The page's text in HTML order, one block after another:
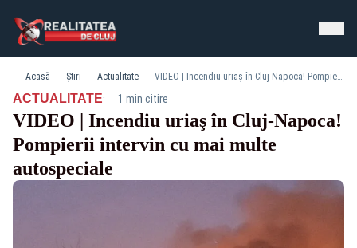
Acasă Știri Actualitate VIDEO | Incendiu uriaş în Cluj-Napoca! Pompierii intervin cu mai multe autospeciale
ACTUALITATE· 1 min citire
VIDEO | Incendiu uriaş în Cluj-Napoca!
Pompierii intervin cu mai multe
autospeciale